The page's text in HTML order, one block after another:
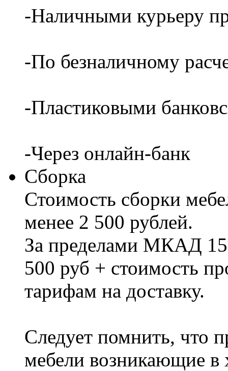
-Наличными курьеру
-По безналичному
-Пластиковыми
-Через онлайн-банк
Сборка
Стоимость сборки
менее 2 500 рублей.
За пределами МКАД
500 руб + стоимость
тарифам на доставку.
Следует помнить, что
мебели возникающие в